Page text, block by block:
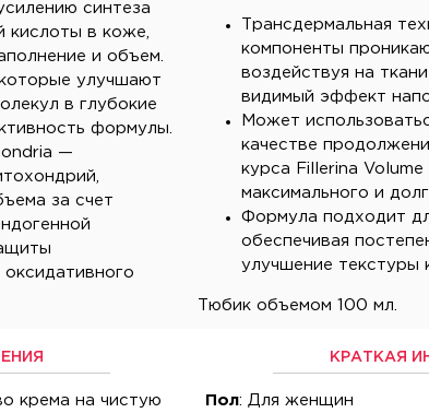
синтеза
кислоты в коже,
и объем.
улучшают
в глубокие
формулы.
—
за счет
Трансдермальная
компоненты
воздействуя на
видимый эффект
Может
качестве
курса Fillerina Volume
максимального и
Формула подходит
обеспечивая
улучшение текстуры
Тюбик объемом 100 мл.
крема на чистую
КРАТКАЯ
Пол: Для женщин